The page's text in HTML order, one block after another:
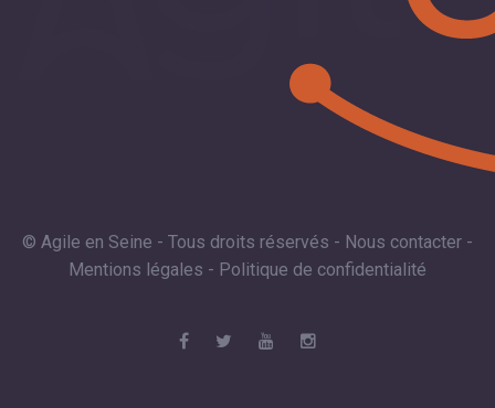
© Agile en Seine - Tous droits réservés - Nous contacter -
Mentions légales - Politique de confidentialité